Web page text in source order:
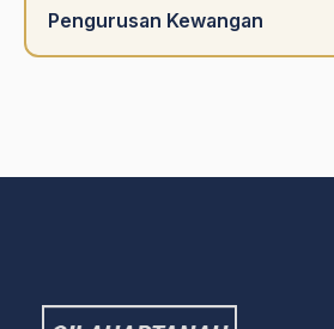
Pengurusan Kewangan